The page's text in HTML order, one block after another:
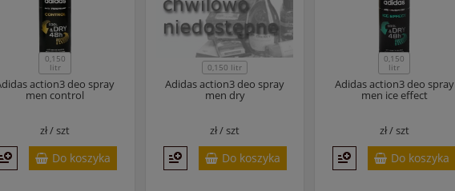
0,150
litr
action3 deo spray
men control
zł /szt
Do koszyka
0,150 litr
Adidas action3 deo spray
men dry
zł /szt
Do koszyka
0,150
litr
Adidas action3 deo spray
men ice effect
zł /szt
Do koszyka